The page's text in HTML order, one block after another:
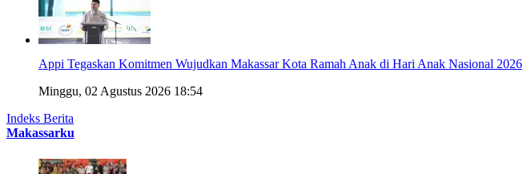
Appi Tegaskan Komitmen Wujudkan Makassar Kota Ramah Anak di Hari Anak Nasional 2026
Minggu, 02 Agustus 2026 18:54
Indeks Berita
Makassarku